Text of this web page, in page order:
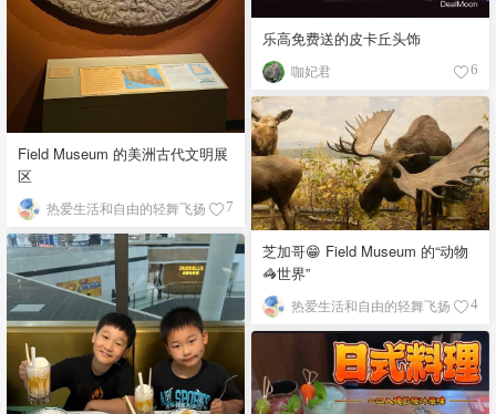
乐高免费送的皮卡丘头饰
咖妃君 6
Field Museum 的美洲古代文明展
区
热爱生活和自由的轻舞飞扬 7
芝加哥😁 Field Museum 的“动物
🦓世界”
热爱生活和自由的轻舞飞扬 4